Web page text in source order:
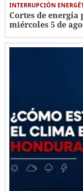
INTERRUPCIÓN
Cortes de energía
miércoles 5 de